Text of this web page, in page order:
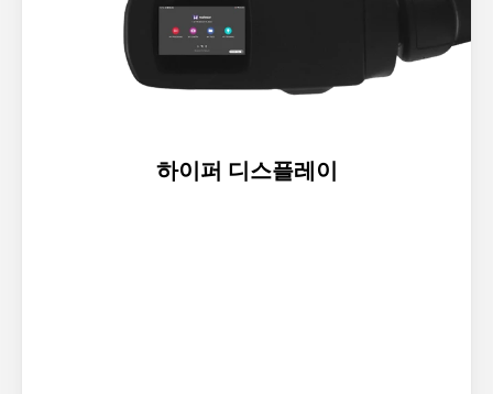
하이퍼 디스플레이